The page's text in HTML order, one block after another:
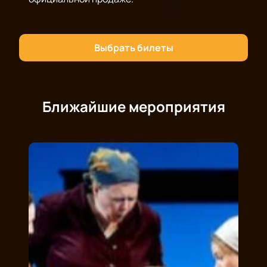
Выбрать билеты
Ближайшие мероприятия